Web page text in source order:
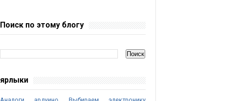
Поиск по этому блогу
ярлыки